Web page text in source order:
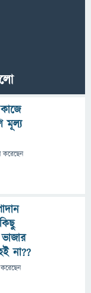
মূল্য
করেছেন
না??
করেছেন